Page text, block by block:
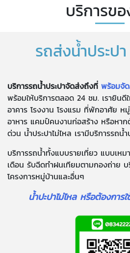
บริการขอ
รถส่งน้ำประป
บริการรถน้ำประปาจัดส่งถึงที่ พร้อมจั
พร้อมให้บริการตลอด 24 ชม. เรายินดี
อาคาร โรงงาน โรงแรม ที่พักอาศัย ห
อาหาร แคมป์คนงานก่อสร้าง หรือหาก
ด่วน น้ำประปาไม่ไหล เรามีบริการรถน้ำ
บริการรถน้ำทั้งแบบรายเที่ยว แบบเหม
เดือน รับฉีดทำฝนเทียมตามกองถ่าย บ
โครงการหมู่บ้านและอื่นๆ
น้ำปะปาไม่ไหล หรือต้องการ